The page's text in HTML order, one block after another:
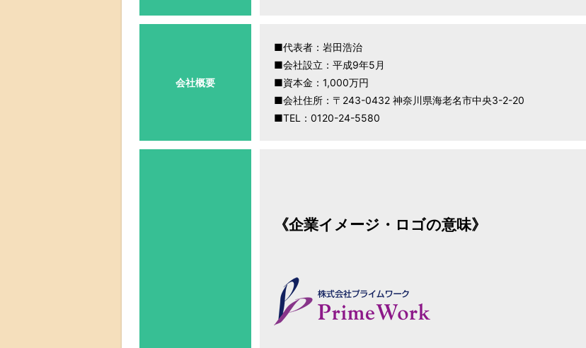
会社概要
■代表者：岩田浩治
■会社設立：平成9年5月
■資本金：1,000万円
■会社住所：〒243-0432 神奈川県海老名市中央3-2-20
■TEL：0120-24-5580
《企業イメージ・ロゴの意味》